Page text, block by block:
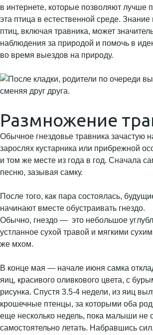
в интернете, которые позволяют лучше
эта птица в естественной среде.
птиц, включая травника, может
наблюдения за природой и помочь в
во время выездов на природу.
Размножение
Обычное гнездовье травника зачастую
зарослях кустарника или прибрежной
и том же месте из года в год. Сначала
песню, зазывая самку.
После того, как пара состоялась,
начинают вместе обустраивать гнездо.
Обычно, гнездо — это небольшое
устланное сухой травой и мягкими
же мхом.
В конце мая — начале июня самка
яиц, красивого оливкового цвета, с
рисунка. Спустя 3.5-4 недели, из яиц
крошечные птенцы, за которыми оба
еще несколько недель, пока малыши не
самостоятельно летать. Набравшись